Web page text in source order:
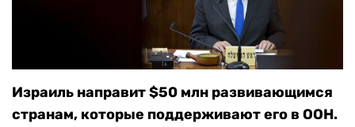
Израиль направит $50 млн развивающимся
странам, которые поддерживают его в ООН.